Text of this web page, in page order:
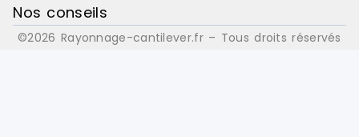
Nos conseils
©2026 Rayonnage-cantilever.fr – Tous droits réservés